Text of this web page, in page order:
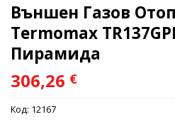
Външен Газов
Termomax
Пирамида
306,26 €
Код: 12167